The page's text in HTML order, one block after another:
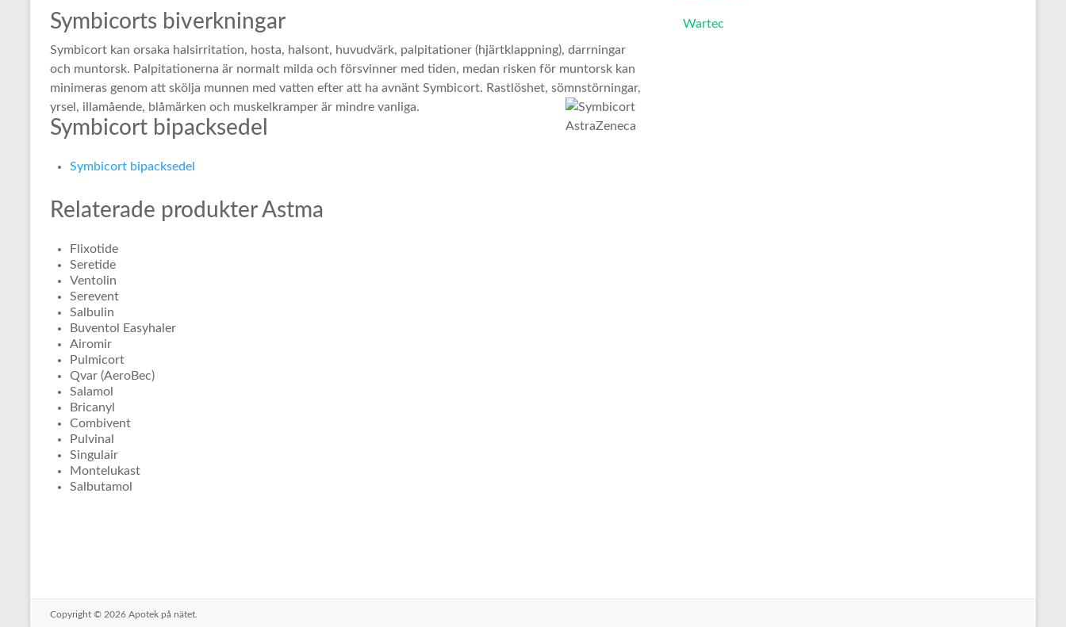
Symbicorts biverkningar
Symbicort kan orsaka halsirritation, hosta, halsont, huvudvärk, palpitationer (hjärtklappning), darrningar
och muntorsk. Palpitationerna är normalt milda och försvinner med tiden, medan risken för muntorsk kan
minimeras genom att skölja munnen med vatten efter att ha avnänt Symbicort. Rastlöshet, sömnstörningar,
yrsel, illamående, blåmärken och muskelkramper är mindre vanliga.
Symbicort bipacksedel
Symbicort bipacksedel
Relaterade produkter Astma
Flixotide
Seretide
Ventolin
Serevent
Salbulin
Buventol Easyhaler
Airomir
Pulmicort
Qvar (AeroBec)
Salamol
Bricanyl
Combivent
Pulvinal
Singulair
Montelukast
Salbutamol
Wartec
Copyright © 2026 Apotek på nätet.